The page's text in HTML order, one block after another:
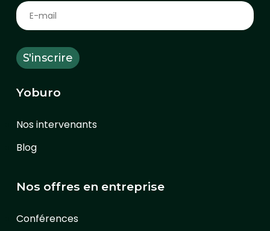
Yoburo
Nos intervenants
Blog
Nos offres en entreprise
Conférences